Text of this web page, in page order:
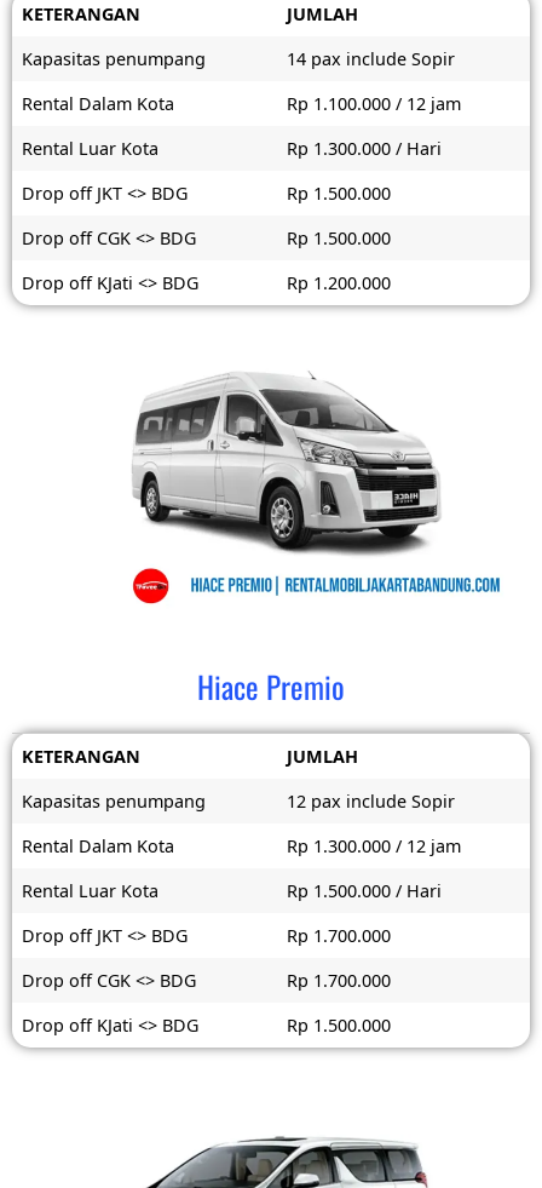
KETERANGAN
JUMLAH
Kapasitas penumpang
14 pax include Sopir
Rental Dalam Kota
Rp 1.100.000 / 12 jam
Rental Luar Kota
Rp 1.300.000 / Hari
Drop off JKT <> BDG
Rp 1.500.000
Drop off CGK <> BDG
Rp 1.500.000
Drop off KJati <> BDG
Rp 1.200.000
Hiace Premio
KETERANGAN
JUMLAH
Kapasitas penumpang
12 pax include Sopir
Rental Dalam Kota
Rp 1.300.000 / 12 jam
Rental Luar Kota
Rp 1.500.000 / Hari
Drop off JKT <> BDG
Rp 1.700.000
Drop off CGK <> BDG
Rp 1.700.000
Drop off KJati <> BDG
Rp 1.500.000